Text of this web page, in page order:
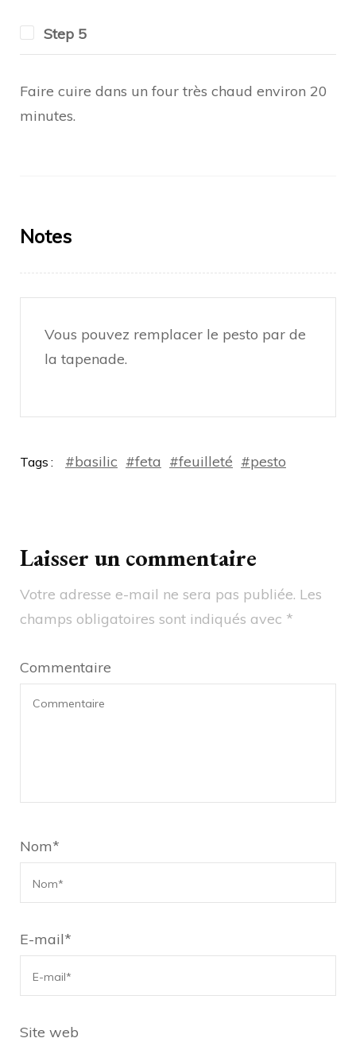
Step 5
Faire cuire dans un four très chaud environ 20
minutes.
Notes
Vous pouvez remplacer le pesto par de
la tapenade.
Tags #basilic #feta #feuilleté #pesto
Laisser un commentaire
Votre adresse e-mail ne sera pas publiée. Les
champs obligatoires sont indiqués avec *
Commentaire
Nom*
E-mail*
Site web